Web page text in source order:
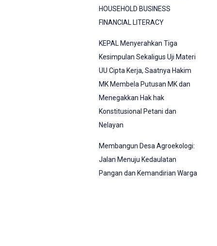
HOUSEHOLD BUSINESS
FINANCIAL LITERACY
KEPAL Menyerahkan Tiga
Kesimpulan Sekaligus Uji Materi
UU Cipta Kerja, Saatnya Hakim
MK Membela Putusan MK dan
Menegakkan Hak hak
Konstitusional Petani dan
Nelayan
Membangun Desa Agroekologi:
Jalan Menuju Kedaulatan
Pangan dan Kemandirian Warga